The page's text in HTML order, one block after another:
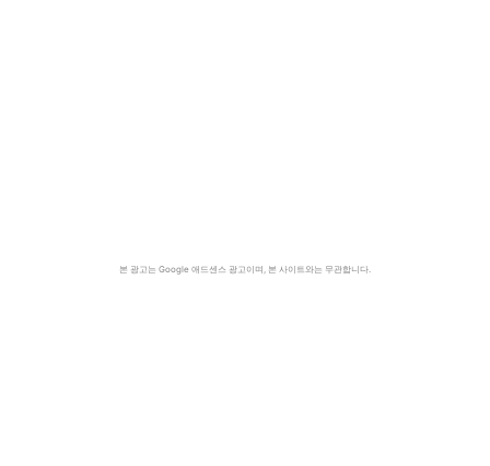
본 광고는 Google 애드센스 광고이며, 본 사이트와는 무관합니다.